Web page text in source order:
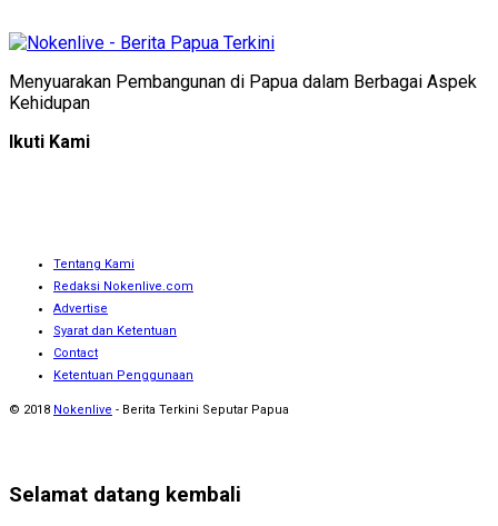
Menyuarakan Pembangunan di Papua dalam Berbagai Aspek
Kehidupan
Ikuti Kami
Tentang Kami
Redaksi Nokenlive.com
Advertise
Syarat dan Ketentuan
Contact
Ketentuan Penggunaan
© 2018 Nokenlive - Berita Terkini Seputar Papua
Selamat datang kembali